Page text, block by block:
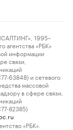
1995–
«РБК»
информации
связи,
63848) и сетевого
массовой
в сфере связи,
82385)
«РБК».